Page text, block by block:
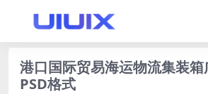
港口国际贸易海运物流集装
PSD格式